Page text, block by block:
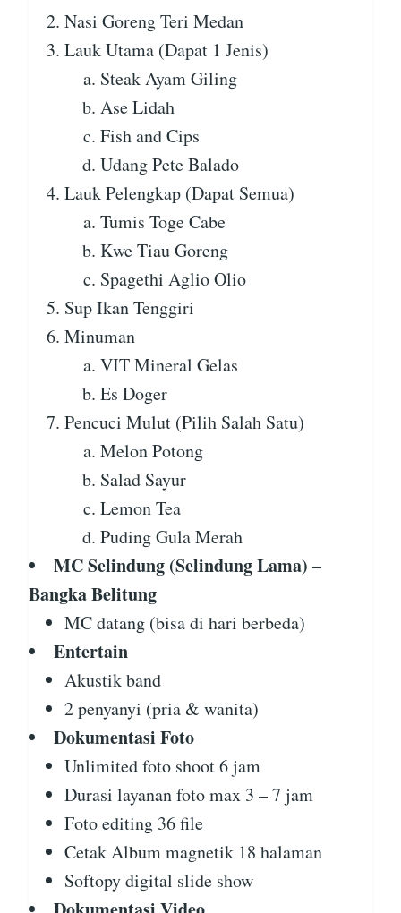
Nasi Goreng Teri Medan
Lauk Utama (Dapat 1 Jenis)
Steak Ayam Giling
Ase Lidah
Fish and Cips
Udang Pete Balado
Lauk Pelengkap (Dapat Semua)
Tumis Toge Cabe
Kwe Tiau Goreng
Spagethi Aglio Olio
Sup Ikan Tenggiri
Minuman
VIT Mineral Gelas
Es Doger
Pencuci Mulut (Pilih Salah Satu)
Melon Potong
Salad Sayur
Lemon Tea
Puding Gula Merah
MC Selindung (Selindung Lama) –
Bangka Belitung
MC datang (bisa di hari berbeda)
Entertain
Akustik band
2 penyanyi (pria & wanita)
Dokumentasi Foto
Unlimited foto shoot 6 jam
Durasi layanan foto max 3 – 7 jam
Foto editing 36 file
Cetak Album magnetik 18 halaman
Softopy digital slide show